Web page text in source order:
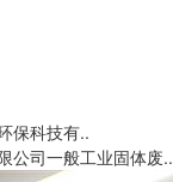
保科技有..
公司一般工业固体废..